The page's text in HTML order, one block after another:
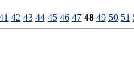
42 43 44 45 46 47 48 49 50 51